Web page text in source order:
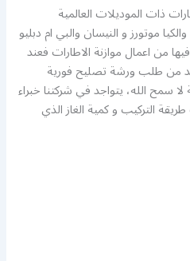
ذات الموديلات العالمية
موتورز و النيسان والبي ام دبليو
من اعمال موازنة الاطارات فعند
من طلب ورشة تصليح فورية
الله، يتواجد في شركتنا خبراء
التركيب و كمية الغاز الذي